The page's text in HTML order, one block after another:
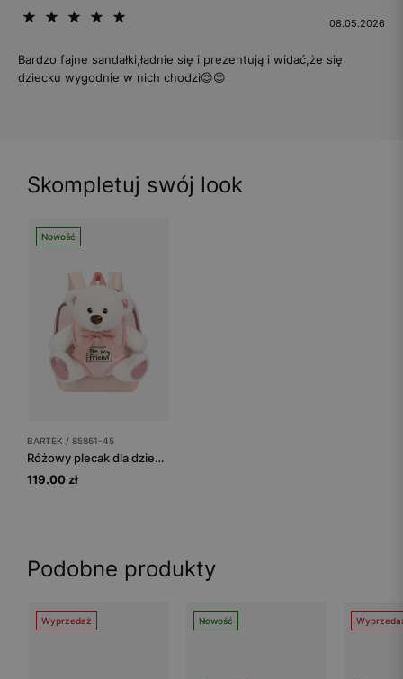
08.05.2026
Bardzo fajne sandałki,ładnie się i prezentują i widać,że się
dziecku wygodnie w nich chodzi😍😍
Skompletuj swój look
Nowość
BARTEK / 85851-45
Różowy plecak dla dziewczynki z białym misiem 2w1 BARTEK 85851-45
119.00 zł
Podobne produkty
Wyprzedaż Nowość